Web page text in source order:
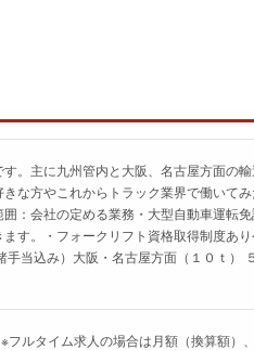
。主に九州管内と大阪、名古屋方面の輸
な方やこれからトラック業界で働いて
：会社の定める業務・大型自動車運転
す。・フォークリフト資格取得制度あ
当込み）大阪・名古屋方面（１０ｔ）
ルタイム求人の場合は月額（換算額）